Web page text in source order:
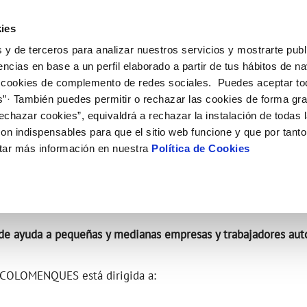
y de terceros para analizar nuestros servicios y mostrarte
en base a un perfil elaborado a partir de tus hábitos de
de complemento de redes sociales. Puedes aceptar
También puedes permitir o rechazar las cookies de forma
cookies”, equivaldrá a rechazar la instalación de todas
indispensables para que el sitio web funcione y que por
más información en nuestra Política de Cookies
de titular
de suministro
MODIFICACIÓN DE DATOS
Actualizar datos bancarios
Actualizar datos de domicilio
Tu Servicio
AL CLIENTE
contacto
interés
y afectaciones
COMPROMISO DE SERVICIO
Customer Counsel (Defensa del
Normativa del servicio
Tu Agua
del agua
CUIDADOS DEL AGUA
Consejos de ahorro
Depósitos comunitarios
Conócenos
DE GESTIÓN Y CERTIFICADOS
CONTRATACIÓN
Condiciones Generales de
Contrataciones
Nuestros
ayuda a pequeñas y medianas empresas y trabajadores
está dirigida a: